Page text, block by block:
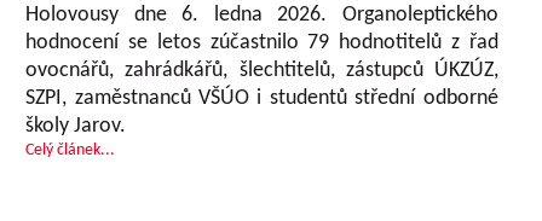
Holovousy dne 6. ledna 2026. Organoleptického
hodnocení se letos zúčastnilo 79 hodnotitelů z řad
ovocnářů, zahrádkářů, šlechtitelů, zástupců ÚKZÚZ,
SZPI, zaměstnanců VŠÚO i studentů střední odborné
školy Jarov.
Celý článek...